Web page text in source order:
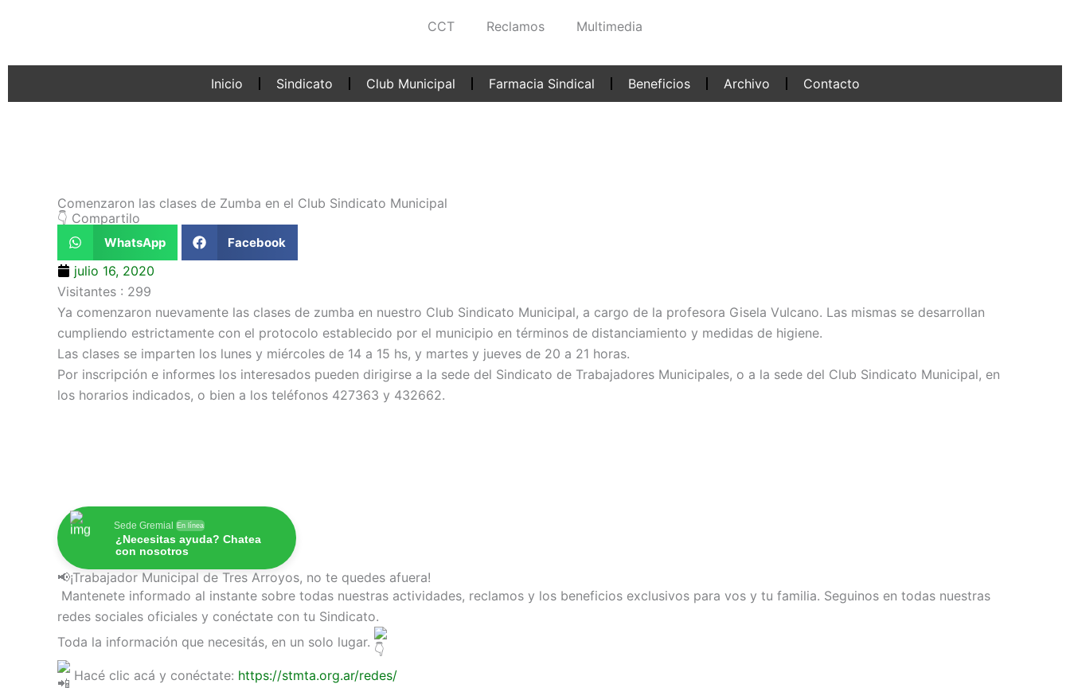
CCT Reclamos Multimedia
Inicio Sindicato Club Municipal Farmacia Sindical Beneficios Archivo Contacto
Comenzaron las clases de Zumba en el Club Sindicato Municipal
👇 Compartilo
WhatsApp Facebook
julio 16, 2020
Visitantes : 299
Ya comenzaron nuevamente las clases de zumba en nuestro Club Sindicato Municipal, a cargo de la profesora Gisela Vulcano. Las mismas se desarrollan
cumpliendo estrictamente con el protocolo establecido por el municipio en términos de distanciamiento y medidas de higiene.
Las clases se imparten los lunes y miércoles de 14 a 15 hs, y martes y jueves de 20 a 21 horas.
Por inscripción e informes los interesados pueden dirigirse a la sede del Sindicato de Trabajadores Municipales, o a la sede del Club Sindicato Municipal, en
los horarios indicados, o bien a los teléfonos 427363 y 432662.
Sede Gremial En línea
¿Necesitas ayuda? Chatea
con nosotros
📢¡Trabajador Municipal de Tres Arroyos, no te quedes afuera!
Mantenete informado al instante sobre todas nuestras actividades, reclamos y los beneficios exclusivos para vos y tu familia. Seguinos en todas nuestras
redes sociales oficiales y conéctate con tu Sindicato.
Toda la información que necesitás, en un solo lugar.
Hacé clic acá y conéctate: https://stmta.org.ar/redes/